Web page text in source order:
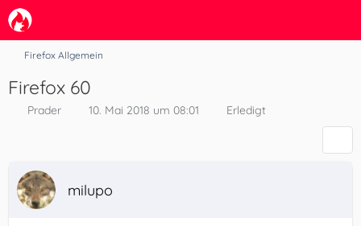
Firefox Allgemein
Firefox 60
Prader 10. Mai 2018 um 08:01 Erledigt
milupo